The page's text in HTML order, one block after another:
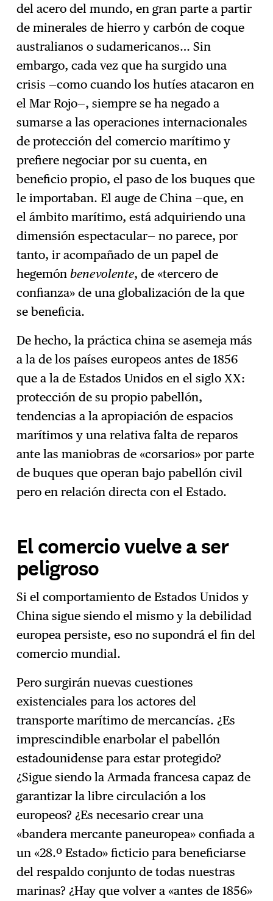
del acero del mundo, en gran parte a partir
de minerales de hierro y carbón de coque
australianos o sudamericanos… Sin
embargo, cada vez que ha surgido una
crisis —como cuando los hutíes atacaron en
el Mar Rojo—, siempre se ha negado a
sumarse a las operaciones internacionales
de protección del comercio marítimo y
prefiere negociar por su cuenta, en
beneficio propio, el paso de los buques que
le importaban. El auge de China —que, en
el ámbito marítimo, está adquiriendo una
dimensión espectacular— no parece, por
tanto, ir acompañado de un papel de
hegemónbenevolente, de «tercero de
confianza» de una globalización de la que
se beneficia.
De hecho, la práctica china se asemeja más
a la de los países europeos antes de 1856
que a la de Estados Unidos en el siglo XX:
protección de su propio pabellón,
tendencias a la apropiación de espacios
marítimos y una relativa falta de reparos
ante las maniobras de «corsarios» por parte
de buques que operan bajo pabellón civil
pero en relación directa con el Estado.
El comercio vuelve a ser
peligroso
Si el comportamiento de Estados Unidos y
China sigue siendo el mismo y la debilidad
europea persiste, eso no supondrá el fin del
comercio mundial.
Pero surgirán nuevas cuestiones
existenciales para los actores del
transporte marítimo de mercancías. ¿Es
imprescindible enarbolar el pabellón
estadounidense para estar protegido?
¿Sigue siendo la Armada francesa capaz de
garantizar la libre circulación a los
europeos? ¿Es necesario crear una
«bandera mercante paneuropea» confiada a
un «28.º Estado» ficticio para beneficiarse
del respaldo conjunto de todas nuestras
marinas? ¿Hay que volver a «antes de 1856»